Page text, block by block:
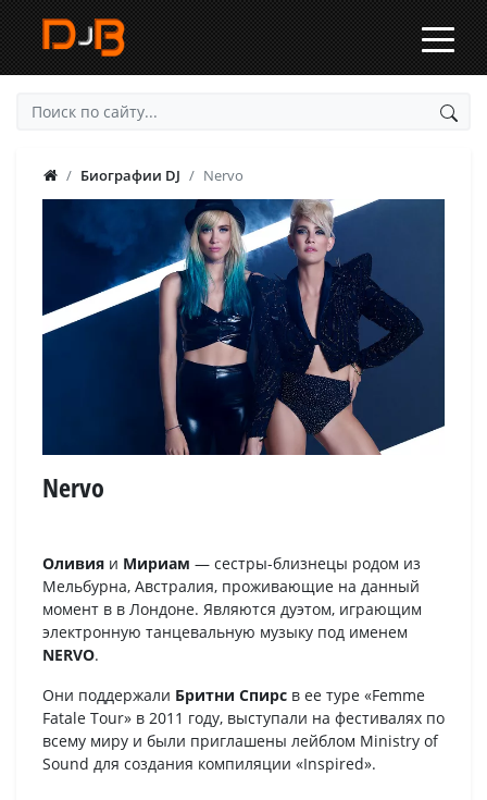
Биографии DJ Nervo
Nervo
Оливия и Мириам — сестры-близнецы родом из
Мельбурна, Австралия, проживающие на данный
момент в в Лондоне. Являются дуэтом, играющим
электронную танцевальную музыку под именем
NERVO.
Они поддержали Бритни Спирс в ее туре «Femme
Fatale Tour» в 2011 году, выступали на фестивалях по
всему миру и были приглашены лейблом Ministry of
Sound для создания компиляции «Inspired».